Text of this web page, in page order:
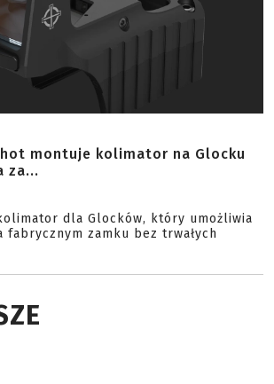
montuje kolimator na Glocku
za...
dla Glocków, który umożliwia
fabrycznym zamku bez trwałych